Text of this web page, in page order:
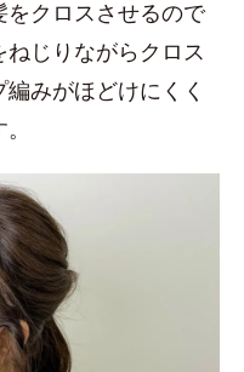
クロスさせるので
じりながらクロス
みがほどけにくく